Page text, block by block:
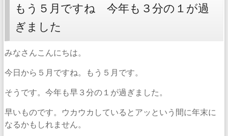
もう５月ですね 今年も３分の１が過
ぎました
みなさんこんにちは。
今日から５月ですね。もう５月です。
そうです。今年も早３分の１が過ぎました。
早いものです。ウカウカしているとアッという間に年末に
なるかもしれません。